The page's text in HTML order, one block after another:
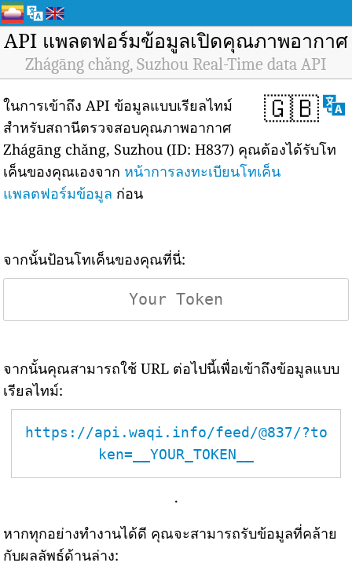
API แพลตฟอร์มข้อมูลเปิดคุณภาพอากาศ
Zhágāng chǎng, Suzhou Real-Time data API
🇬🇧
ในการเข้าถึง API ข้อมูลแบบเรียลไทม์
สำหรับสถานีตรวจสอบคุณภาพอากาศ
Zhágāng chǎng, Suzhou (ID: H837) คุณต้องได้รับโท
เค็นของคุณเองจาก หน้าการลงทะเบียนโทเค็น
แพลตฟอร์มข้อมูล ก่อน
จากนั้นป้อนโทเค็นของคุณที่นี่:
จากนั้นคุณสามารถใช้ URL ต่อไปนี้เพื่อเข้าถึงข้อมูลแบบ
เรียลไทม์:
https://api.waqi.info/feed/@837/?to
ken=__YOUR_TOKEN__
.
หากทุกอย่างทำงานได้ดี คุณจะสามารถรับข้อมูลที่คล้าย
กับผลลัพธ์ด้านล่าง: